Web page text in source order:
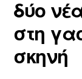
δύο
στη
σκηνή